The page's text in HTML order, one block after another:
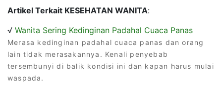
Artikel Terkait KESEHATAN WANITA:
√ Wanita Sering Kedinginan Padahal Cuaca Panas
Merasa kedinginan padahal cuaca panas dan orang
lain tidak merasakannya. Kenali penyebab
tersembunyi di balik kondisi ini dan kapan harus mulai
waspada.